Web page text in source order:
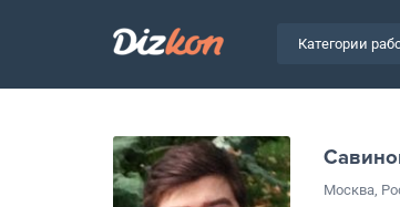
Категории
Москва,